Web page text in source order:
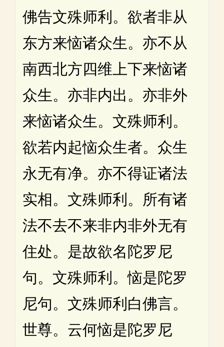
佛告文殊师利。欲者非从
东方来恼诸众生。亦不从
南西北方四维上下来恼诸
众生。亦非内出。亦非外
来恼诸众生。文殊师利。
欲若内起恼众生者。众生
永无有净。亦不得证诸法
实相。文殊师利。所有诸
法不去不来非内非外无有
住处。是故欲名陀罗尼
句。文殊师利。恼是陀罗
尼句。文殊师利白佛言。
世尊。云何恼是陀罗尼